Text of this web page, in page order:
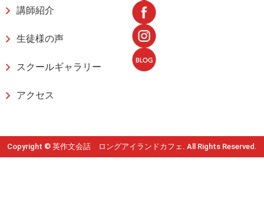
講師紹介
生徒様の声
スクールギャラリー
アクセス
Copyright © 英作文会話 ロングアイランドカフェ. All Rights Reserved.